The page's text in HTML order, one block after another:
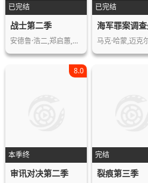
已完结
战士第二季
安德鲁·浩二,郑启蕙,黛安妮·尹,肯尼…
已完结
本季终
8.0
审讯对决第二季
完结
裂痕第三季